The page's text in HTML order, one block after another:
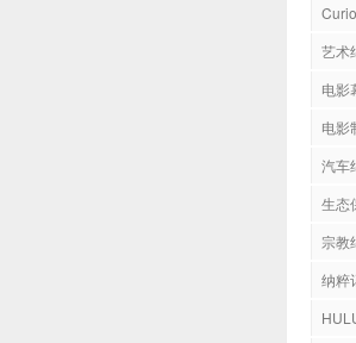
艺术
电影
电影
汽车
生态
宗教
纳粹